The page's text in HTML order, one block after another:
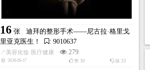
16 张 迪拜的整形手术——尼古拉·格里戈
里亚克医生！
: 9010637
↗ 美容化妆 医疗健康 279
2026-05-17 踩 23
赞30